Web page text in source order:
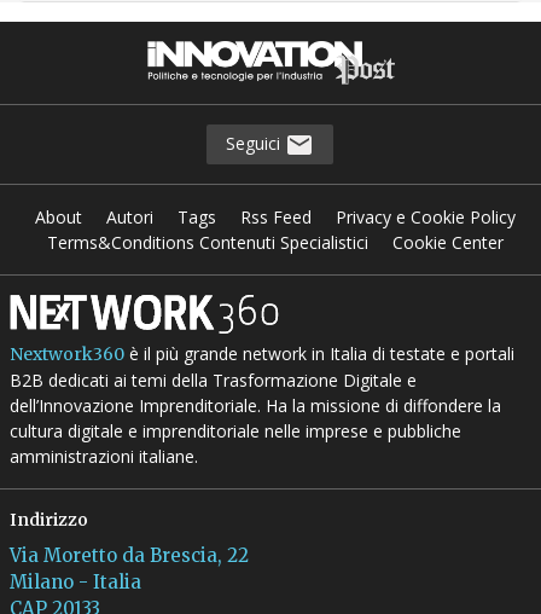
Seguici
About Autori Tags Rss Feed
Privacy e Cookie Policy
Terms&Conditions Contenuti Specialistici
Cookie Center
Nextwork360è il più grande network in Italia di testate e portali
B2B dedicati ai temi della Trasformazione Digitale e
dell’Innovazione Imprenditoriale. Ha la missione di diffondere la
cultura digitale e imprenditoriale nelle imprese e pubbliche
amministrazioni italiane.
Indirizzo
Via Moretto da Brescia, 22
Milano - Italia
CAP 20133